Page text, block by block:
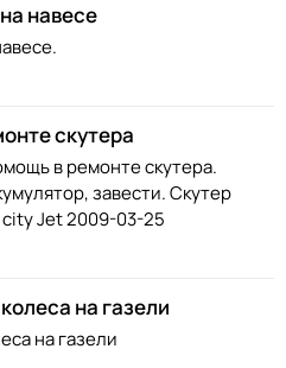
навесе
скутера
в ремонте скутера.
завести. Скутер
city Jet 2009-03-25
на газели
на газели